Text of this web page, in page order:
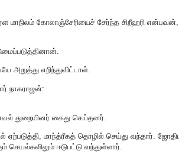
மாநிலம் கோலாஞ்சேரியைச் சேர்ந்த சிறீஹரி
எறிந்துவிட்டாள்.
நாகராஜன்:
துறையினர் கைது செய்தனர்.
மாந்த்ரீகத் தொழில் செய்து வந்தார்.
ஈடுபட்டு வந்துள்ளார்.